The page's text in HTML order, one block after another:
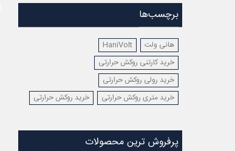
برچسب‌ها
هانی ولت
HaniVolt
خرید کارتنی روکش حرارتی
خرید رولی روکش حرارتی
خرید متری روکش حرارتی
خرید روکش حرارتی
پرفروش ترین محصولات